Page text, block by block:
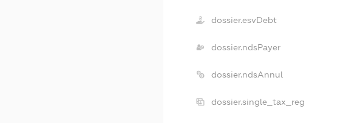
dossier.esvDebt
dossier.ndsPayer
dossier.ndsAnnul
dossier.single_tax_reg